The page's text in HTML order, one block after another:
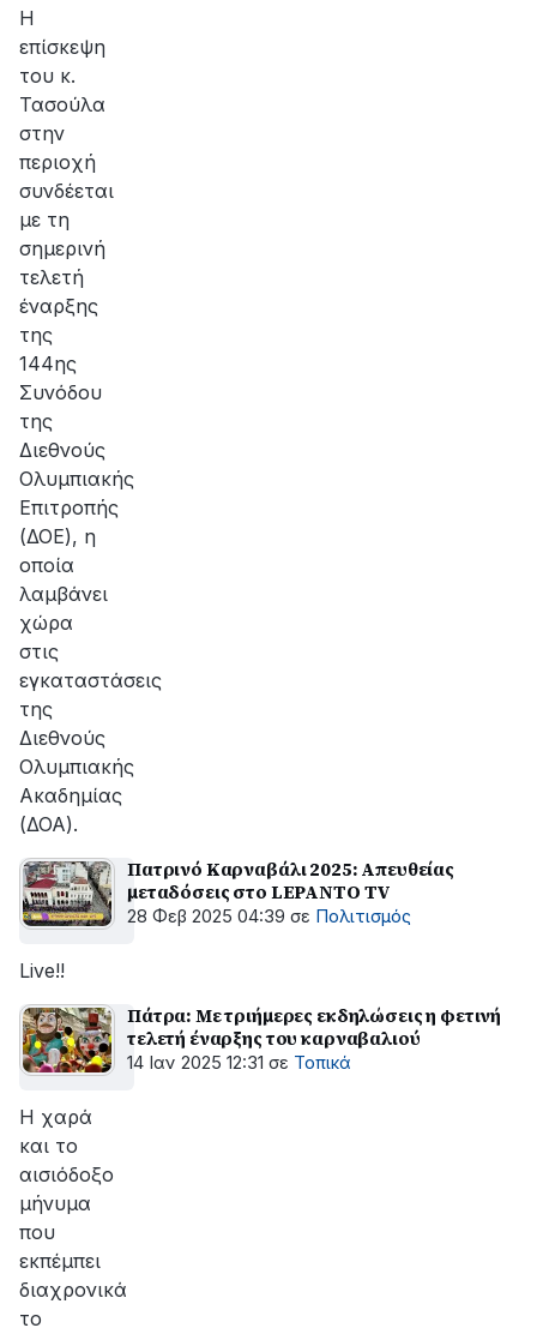
Η
επίσκεψη
του κ.
Τασούλα
στην
περιοχή
συνδέεται
με τη
σημερινή
τελετή
έναρξης
της
144ης
Συνόδου
της
Διεθνούς
Ολυμπιακής
Επιτροπής
(ΔΟΕ), η
οποία
λαμβάνει
χώρα
στις
εγκαταστάσεις
της
Διεθνούς
Ολυμπιακής
Ακαδημίας
(ΔΟΑ).
Πατρινό Καρναβάλι 2025: Απευθείας
μεταδόσεις στο LEPANTO TV
28 Φεβ 2025 04:39 σε Πολιτισμός
Live!!
Πάτρα: Με τριήμερες εκδηλώσεις η φετινή
τελετή έναρξης του καρναβαλιού
14 Ιαν 2025 12:31 σε Τοπικά
Η χαρά
και το
αισιόδοξο
μήνυμα
που
εκπέμπει
διαχρονικά
το